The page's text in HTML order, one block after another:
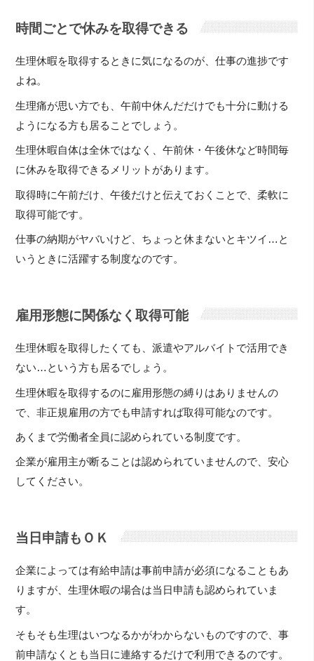
時間ごとで休みを取得できる
生理休暇を取得するときに気になるのが、仕事の進捗です
よね。
生理痛が思い方でも、午前中休んだだけでも十分に動ける
ようになる方も居ることでしょう。
生理休暇自体は全休ではなく、午前休・午後休など時間毎
に休みを取得できるメリットがあります。
取得時に午前だけ、午後だけと伝えておくことで、柔軟に
取得可能です。
仕事の納期がヤバいけど、ちょっと休まないとキツイ…と
いうときに活躍する制度なのです。
雇用形態に関係なく取得可能
生理休暇を取得したくても、派遣やアルバイトで活用でき
ない…という方も居るでしょう。
生理休暇を取得するのに雇用形態の縛りはありませんの
で、非正規雇用の方でも申請すれば取得可能なのです。
あくまで労働者全員に認められている制度です。
企業が雇用主が断ることは認められていませんので、安心
してください。
当日申請もＯＫ
企業によっては有給申請は事前申請が必須になることもあ
りますが、生理休暇の場合は当日申請も認められていま
す。
そもそも生理はいつなるかがわからないものですので、事
前申請なくとも当日に連絡するだけで利用できるのです。